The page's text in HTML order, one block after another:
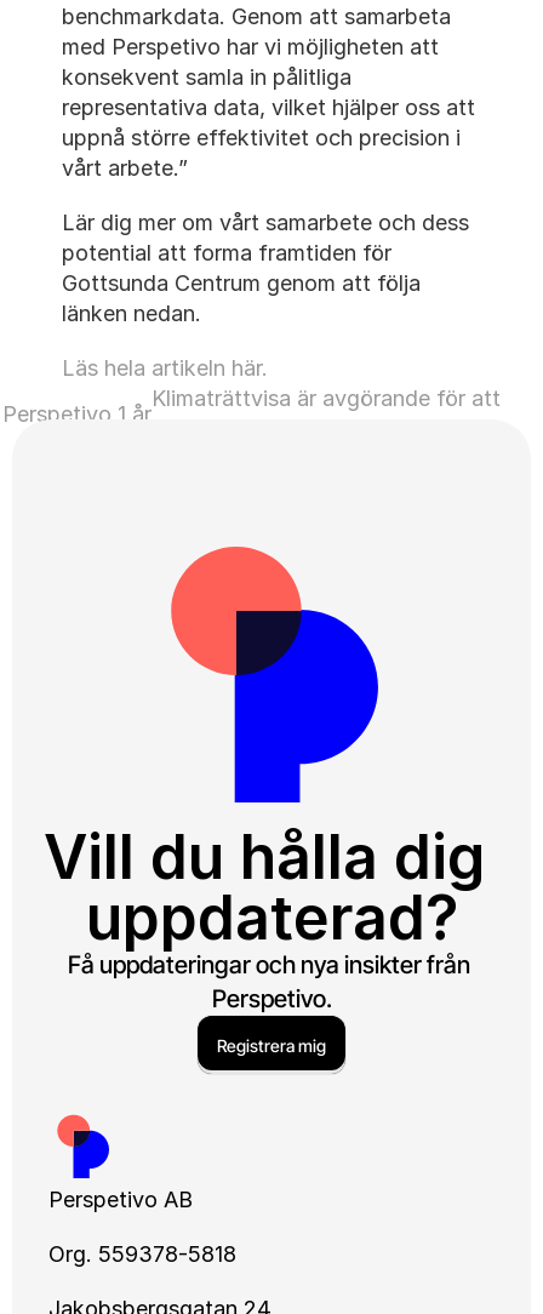
benchmarkdata. Genom att samarbeta
med Perspetivo har vi möjligheten att
konsekvent samla in pålitliga
representativa data, vilket hjälper oss att
uppnå större effektivitet och precision i
vårt arbete.”
Lär dig mer om vårt samarbete och dess
potential att forma framtiden för
Gottsunda Centrum genom att följa
länken nedan.
Läs hela artikeln här.
Perspetivo 1 år
Klimaträttvisa är avgörande för att
Vill du hålla dig
uppdaterad?
Få uppdateringar och nya insikter från
Perspetivo.
Registrera mig
Perspetivo AB
Org. 559378-5818
Jakobsbergsgatan 24